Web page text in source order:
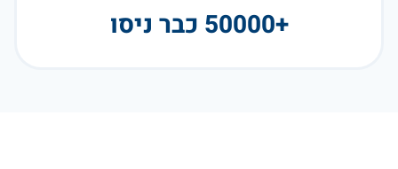
+50000 כבר ניסו